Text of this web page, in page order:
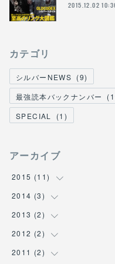
2015.12.02
カテゴリ
シルバーNEWS (9)
最強読本バックナンバー
(
SPECIAL
(1 )
アーカイブ
2015 (11)
(6
(1
(2
(1
2014 (3)
(1
(1
(1
2013 (2)
(1
(1
2012 (2)
(1
2011 (2)